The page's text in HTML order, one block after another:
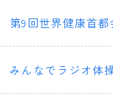
第9回世界健康首都
みんなでラジオ体